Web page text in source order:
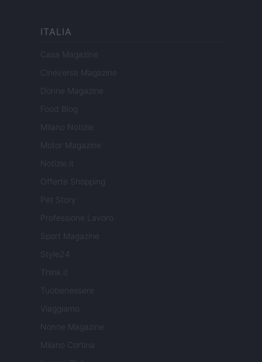
ITALIA
Casa Magazine
Cineverse Magazine
Donne Magazine
Food Blog
Milano Notizie
Motor Magazine
Notizie.it
Offerte Shopping
Pet Story
Professione Lavoro
Sport Magazine
Style24
Think.it
Tuobenessere
Viaggiamo
Nonne Magazine
Milano Cortina